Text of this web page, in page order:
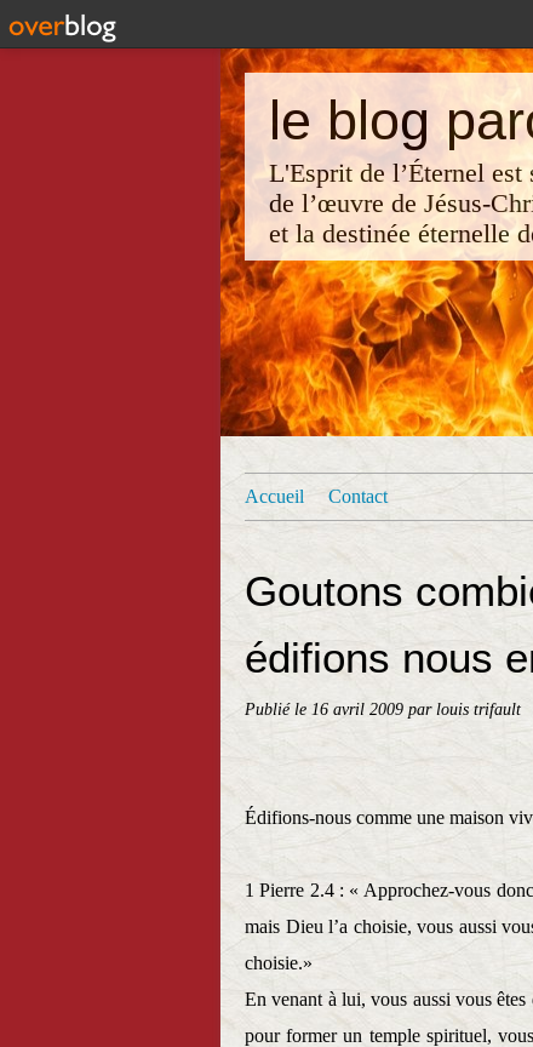
le blog
L'Esprit de l’Éternel
de l’œuvre de Jésus-
et la destinée éternelle
Accueil Contact
Goutons
édifions nous
Publié le 16 avril 2009 par louis trifault
Édifions-nous comme une maison
1 Pierre 2.4 : « Approchez-vous
mais Dieu l’a choisie, vous aussi
choisie.»
En venant à lui, vous aussi vous
pour former un temple spirituel,